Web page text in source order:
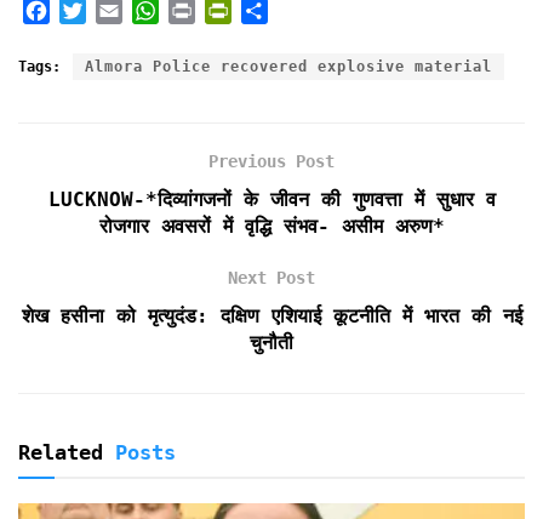
c
k
i
a
a
p
i
i
r
i
e
d
l
a
Tags: Almora Police recovered explosive material
Previous Post
LUCKNOW-*दिव्यांगजनों के जीवन की गुणवत्ता में सुधार व
रोजगार अवसरों में वृद्धि संभव- असीम अरुण*
Next Post
शेख हसीना को मृत्युदंड: दक्षिण एशियाई कूटनीति में भारत की नई
चुनौती
Related Posts